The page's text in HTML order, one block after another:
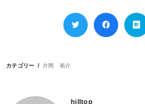
カテゴリー 片岡 裕介
hilltop